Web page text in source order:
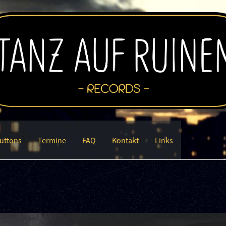
Termine FAQ Kontakt Links